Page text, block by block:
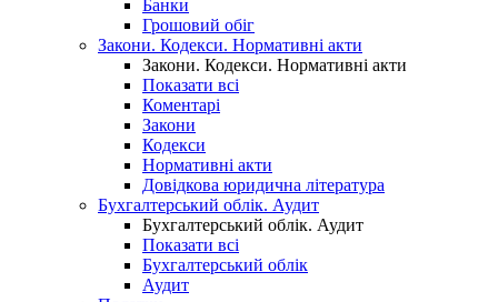
Банки
Грошовий обіг
Закони. Кодекси. Нормативні акти
Закони. Кодекси. Нормативні акти
Показати всі
Коментарі
Закони
Кодекси
Нормативні акти
Довідкова юридична література
Бухгалтерський облік. Аудит
Бухгалтерський облік. Аудит
Показати всі
Бухгалтерський облік
Аудит